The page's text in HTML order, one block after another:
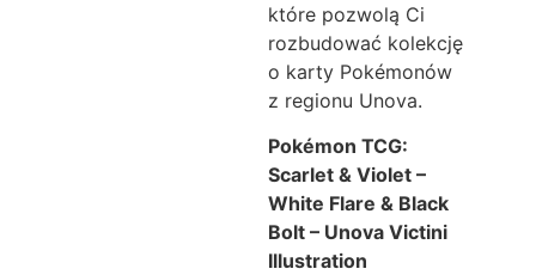
które pozwolą Ci
rozbudować kolekcję
o karty Pokémonów
z regionu Unova.
Pokémon TCG:
Scarlet & Violet –
White Flare & Black
Bolt – Unova Victini
Illustration